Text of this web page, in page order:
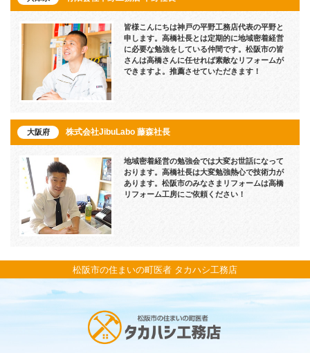
皆様こんにちは神戸の平野工務店代表の平野と
申します。高橋社長とは定期的に地域密着経営
に必要な勉強をしている仲間です。松阪市の皆
さんは高橋さんに任せれば素敵なリフォームが
できますよ。推薦させていただきます！
大阪府 株式会社JibuLabo 藤森社長
地域密着経営の勉強会では大変お世話になって
おります。高橋社長は大変勉強熱心で技術力が
あります。松阪市のみなさまリフォームは高橋
リフォーム工房にご依頼ください！
松阪市の住まいの町医者 タカハシ工務店